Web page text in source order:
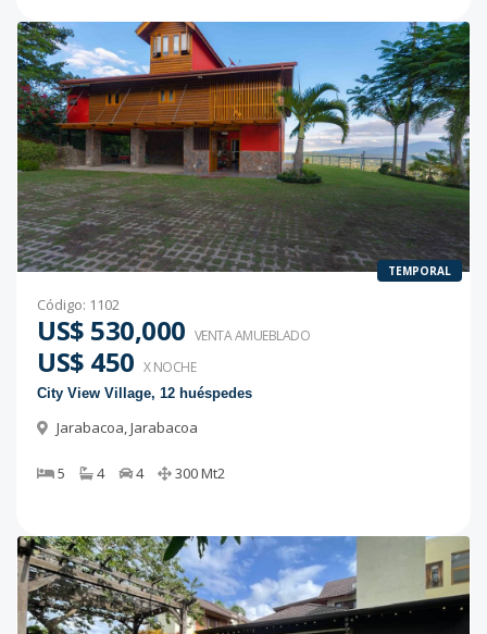
TEMPORAL
Código: 1102
US$ 530,000 VENTA AMUEBLADO
US$ 450 X NOCHE
City View Village, 12 huéspedes
Jarabacoa,Jarabacoa
5 4 4 300Mt2